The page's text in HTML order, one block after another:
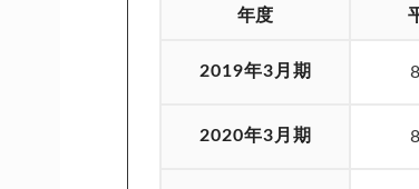
年度
2019年3月期
2020年3月期